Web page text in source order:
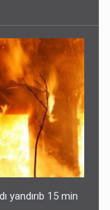
yandırıb 15 min